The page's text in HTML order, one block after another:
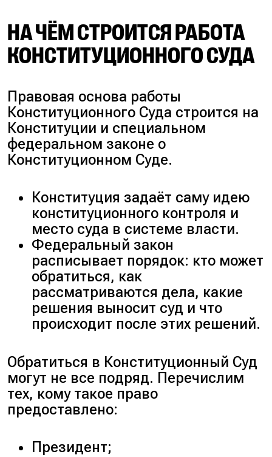
НА ЧЁМ СТРОИТСЯ РАБОТА
КОНСТИТУЦИОННОГО СУДА
Правовая основа работы
Конституционного Суда строится на
Конституции и специальном
федеральном законе о
Конституционном Суде.
Конституция задаёт саму идею
конституционного контроля и
место суда в системе власти.
Федеральный закон
расписывает порядок: кто может
обратиться, как
рассматриваются дела, какие
решения выносит суд и что
происходит после этих решений.
Обратиться в Конституционный Суд
могут не все подряд. Перечислим
тех, кому такое право
предоставлено:
Президент;